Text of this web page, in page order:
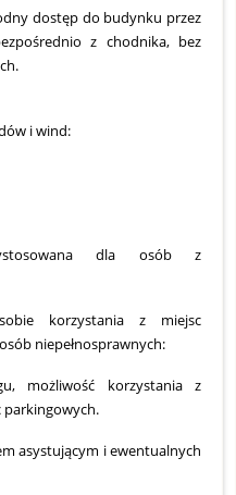
dostęp do budynku przez
z chodnika, bez
i wind:
dla osób z
korzystania z miejsc
niepełnosprawnych:
możliwość korzystania z
parkingowych.
asystującym i ewentualnych